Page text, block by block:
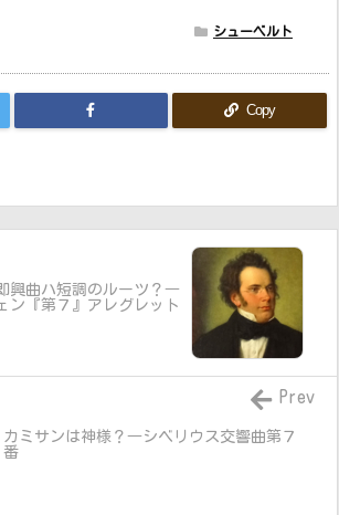
シューベルト
Copy
興曲ハ短調のルーツ？―
ン『第７』アレグレット
カミサンは神様？―シベリウス交響曲第７
番
Prev